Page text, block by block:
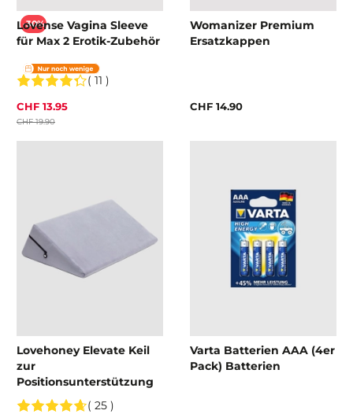
-30%
Lovense Vagina Sleeve
für Max 2 Erotik-Zubehör
( 11 )
CHF 13.95
CHF 19.90
Womanizer Premium
Ersatzkappen
CHF 14.90
Lovehoney Elevate Keil
zur
Positionsunterstützung
( 25 )
Varta Batterien AAA (4er
Pack) Batterien